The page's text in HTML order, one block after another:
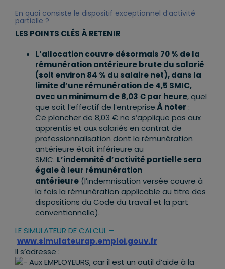
En quoi consiste le dispositif exceptionnel d’activité
partielle ?
LES POINTS CLÉS À RETENIR
L’allocation couvre désormais 70 % de la
rémunération antérieure brute du salarié
(soit environ 84 % du salaire net), dans la
limite d’une rémunération de 4,5 SMIC,
avec un minimum de 8,03 € par heure, quel
que soit l’effectif de l’entreprise.À noter :
Ce plancher de 8,03 € ne s’applique pas aux
apprentis et aux salariés en contrat de
professionnalisation dont la rémunération
antérieure était inférieure au
SMIC. L’indemnité d’activité partielle sera
égale à leur rémunération
antérieure (l’indemnisation versée couvre à
la fois la rémunération applicable au titre des
dispositions du Code du travail et la part
conventionnelle).
LE SIMULATEUR DE CALCUL –
www.simulateurap.emploi.gouv.fr
Il s’adresse :
Aux EMPLOYEURS, car il est un outil d’aide à la